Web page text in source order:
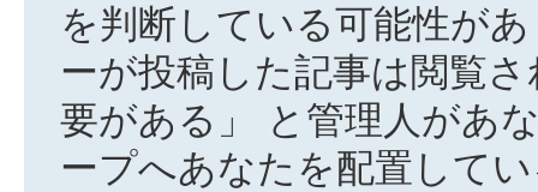
を判断している可能性が
ーが投稿した記事は閲覧
要がある」 と管理人があ
ープへあなたを配置して